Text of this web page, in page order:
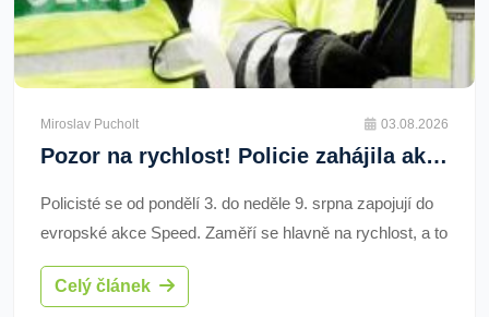
Miroslav Pucholt 03.08.2026
Pozor na rychlost! Policie zahájila akci Speed. Kde se v Plzeňském kraji měří nejčastěji?
Policisté se od pondělí 3. do neděle 9. srpna zapojují do
evropské akce Speed. Zaměří se hlavně na rychlost, a to
na hlavních tazích, v obcích i na rizikových úsecích.
Přesný srpnový seznam stanovišť policie nezveřejnila,
Celý článek